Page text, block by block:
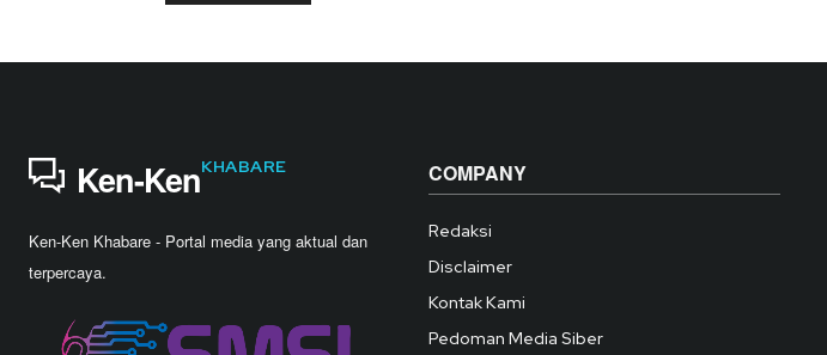
Ken-KenKHABARE
Ken-Ken Khabare - Portal media yang aktual dan
terpercaya.
COMPANY
Redaksi
Disclaimer
Kontak Kami
Pedoman Media Siber